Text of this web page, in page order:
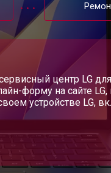
80 мин
60 мин от
110 мин от
50 мин от
центр LG
форму на сайте
устройстве LG,